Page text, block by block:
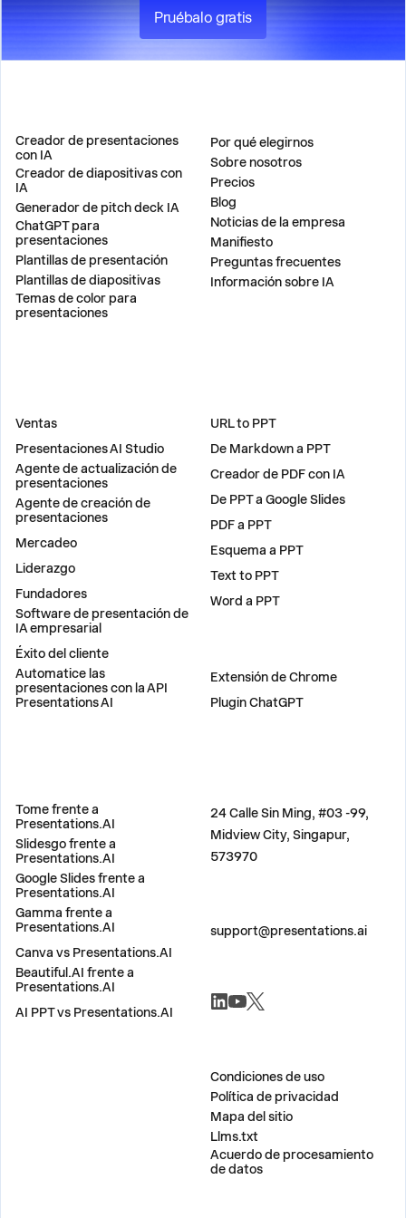
Pruébalo gratis
Creador de presentaciones
con IA
Creador de diapositivas con
IA
Generador de pitch deck IA
ChatGPT para
presentaciones
Plantillas de presentación
Plantillas de diapositivas
Temas de color para
presentaciones
Por qué elegirnos
Sobre nosotros
Precios
Blog
Noticias de la empresa
Manifiesto
Preguntas frecuentes
Información sobre IA
Ventas
Presentaciones AI Studio
Agente de actualización de
presentaciones
Agente de creación de
presentaciones
Mercadeo
Liderazgo
Fundadores
Software de presentación de
IA empresarial
Éxito del cliente
Automatice las
presentaciones con la API
Presentations AI
URL to PPT
De Markdown a PPT
Creador de PDF con IA
De PPT a Google Slides
PDF a PPT
Esquema a PPT
Text to PPT
Word a PPT
Extensión de Chrome
Plugin ChatGPT
Tome frente a
Presentations.AI
Slidesgo frente a
Presentations.AI
Google Slides frente a
Presentations.AI
Gamma frente a
Presentations.AI
Canva vs Presentations.AI
Beautiful.AI frente a
Presentations.AI
AI PPT vs Presentations.AI
24 Calle Sin Ming, #03 -99,
Midview City, Singapur,
573970
support@presentations.ai
Condiciones de uso
Política de privacidad
Mapa del sitio
Llms.txt
Acuerdo de procesamiento
de datos